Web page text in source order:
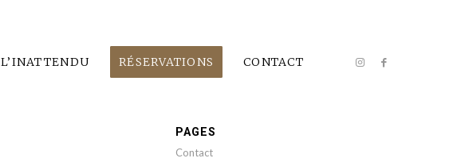
L’INATTENDU RÉSERVATIONS CONTACT
PAGES
Contact